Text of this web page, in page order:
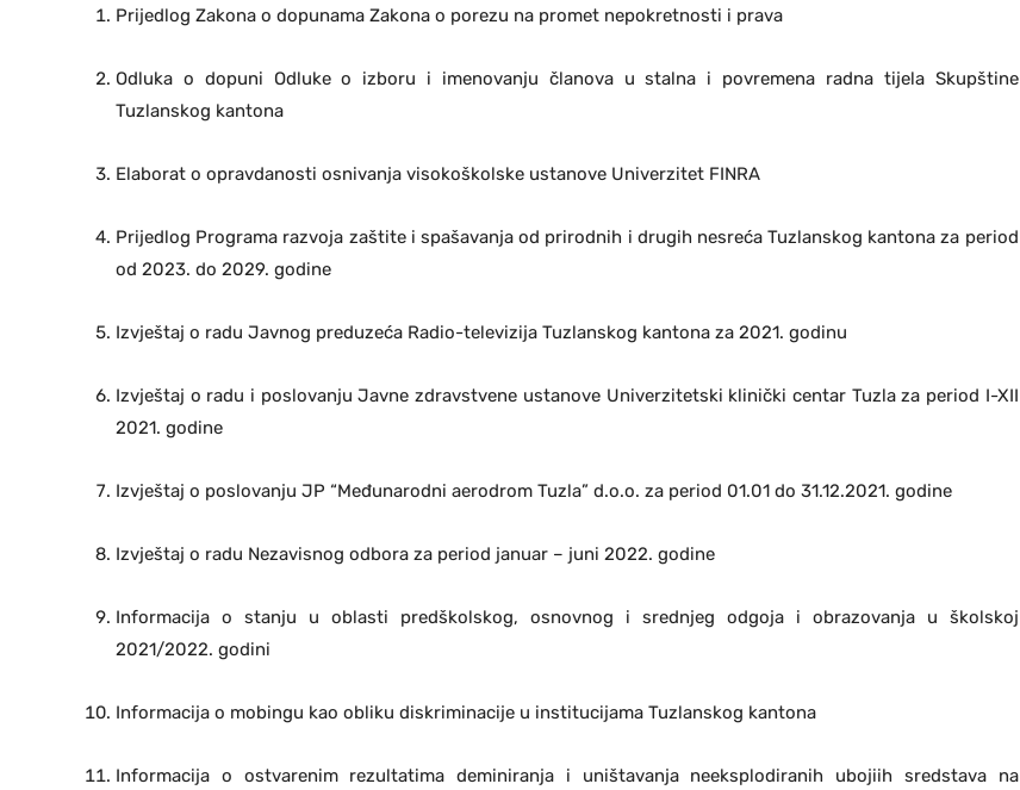
Prijedlog Zakona o dopunama Zakona o porezu na promet nepokretnosti i prava
Odluka o dopuni Odluke o izboru i imenovanju članova u stalna i povremena radna tijela Skupštine
Tuzlanskog kantona
Elaborat o opravdanosti osnivanja visokoškolske ustanove Univerzitet FINRA
Prijedlog Programa razvoja zaštite i spašavanja od prirodnih i drugih nesreća Tuzlanskog kantona za period
od 2023. do 2029. godine
Izvještaj o radu Javnog preduzeća Radio-televizija Tuzlanskog kantona za 2021. godinu
Izvještaj o radu i poslovanju Javne zdravstvene ustanove Univerzitetski klinički centar Tuzla za period I-XII
2021. godine
Izvještaj o poslovanju JP “Međunarodni aerodrom Tuzla” d.o.o. za period 01.01 do 31.12.2021. godine
Izvještaj o radu Nezavisnog odbora za period januar – juni 2022. godine
Informacija o stanju u oblasti predškolskog, osnovnog i srednjeg odgoja i obrazovanja u školskoj
2021/2022. godini
Informacija o mobingu kao obliku diskriminacije u institucijama Tuzlanskog kantona
Informacija o ostvarenim rezultatima deminiranja i uništavanja neeksplodiranih ubojiih sredstava na